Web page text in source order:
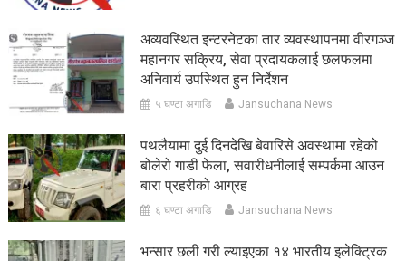
अव्यवस्थित इन्टरनेटका तार व्यवस्थापनमा वीरगञ्ज
महानगर सक्रिय, सेवा प्रदायकलाई छलफलमा
अनिवार्य उपस्थित हुन निर्देशन
५ घण्टा अगाडि Jansuchana News
पथलैयामा दुई दिनदेखि बेवारिसे अवस्थामा रहेको
बोलेरो गाडी फेला, सवारीधनीलाई सम्पर्कमा आउन
बारा प्रहरीको आग्रह
६ घण्टा अगाडि Jansuchana News
भन्सार छली गरी ल्याइएका १४ भारतीय इलेक्ट्रिक